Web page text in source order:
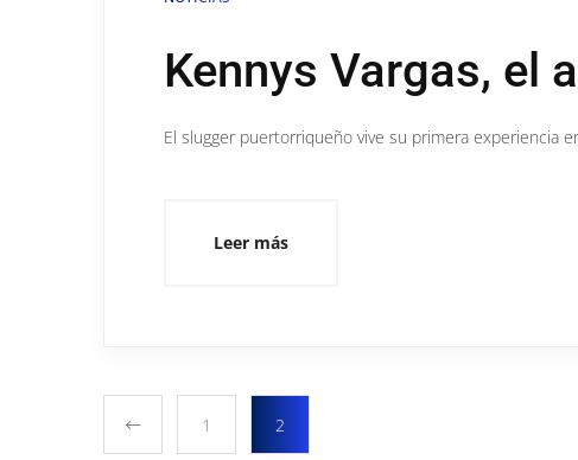
Kennys Vargas, el
El slugger puertorriqueño vive su primera experiencia
Leer más
1 2